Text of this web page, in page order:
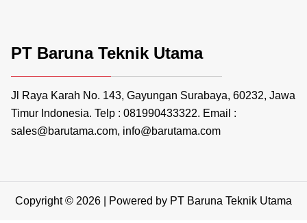
PT Baruna Teknik Utama
Jl Raya Karah No. 143, Gayungan Surabaya, 60232, Jawa
Timur Indonesia. Telp : 081990433322. Email :
sales@barutama.com, info@barutama.com
Copyright © 2026 | Powered by PT Baruna Teknik Utama